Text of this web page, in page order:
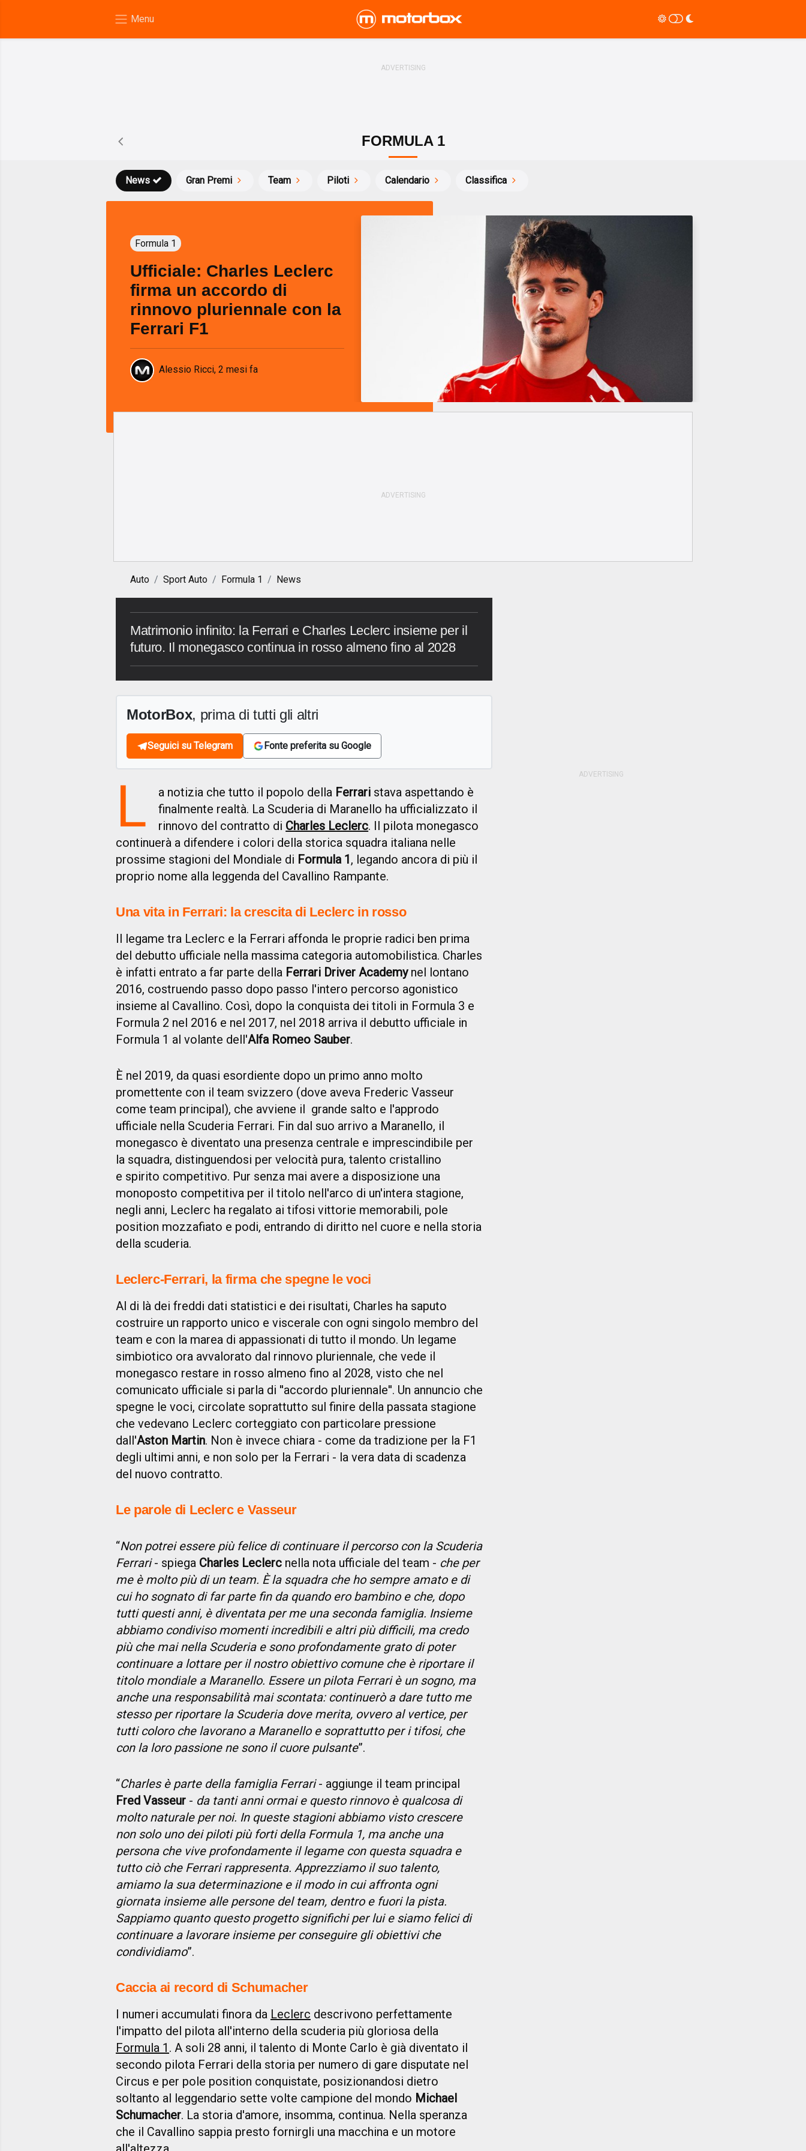
FORMULA 1
News Gran Premi Team Piloti Calendario Classifica
Formula 1
Ufficiale: Charles Leclerc
firma un accordo di
rinnovo pluriennale con la
Ferrari F1
Alessio Ricci, 2 mesi fa
Auto Sport Auto Formula 1 News
Matrimonio infinito: la Ferrari e Charles Leclerc insieme per il
futuro. Il monegasco continua in rosso almeno fino al 2028
MotorBox, prima di tutti gli altri
Seguici su Telegram Fonte preferita su Google
L a notizia che tutto il popolo della Ferrari stava aspettando è
finalmente realtà. La Scuderia di Maranello ha ufficializzato il
rinnovo del contratto di Charles Leclerc. Il pilota monegasco
continuerà a difendere i colori della storica squadra italiana nelle
prossime stagioni del Mondiale di Formula 1, legando ancora di più il
proprio nome alla leggenda del Cavallino Rampante.
Una vita in Ferrari: la crescita di Leclerc in rosso
Il legame tra Leclerc e la Ferrari affonda le proprie radici ben prima
del debutto ufficiale nella massima categoria automobilistica. Charles
è infatti entrato a far parte della Ferrari Driver Academynel lontano
2016, costruendo passo dopo passo l'intero percorso agonistico
insieme al Cavallino. Così, dopo la conquista dei titoli in Formula 3 e
Formula 2 nel 2016 e nel 2017, nel 2018 arriva il debutto ufficiale in
Formula 1 al volante dell'Alfa Romeo Sauber.
È nel 2019, da quasi esordiente dopo un primo anno molto
promettente con il team svizzero (dove aveva Frederic Vasseur
come team principal), che avviene il grande salto e l'approdo
ufficiale nella Scuderia Ferrari. Fin dal suo arrivo a Maranello, il
monegasco è diventato una presenza centrale e imprescindibile per
la squadra, distinguendosi per velocità pura, talento cristallino
e spirito competitivo. Pur senza mai avere a disposizione una
monoposto competitiva per il titolo nell'arco di un'intera stagione,
negli anni, Leclerc ha regalato ai tifosi vittorie memorabili, pole
position mozzafiato e podi, entrando di diritto nel cuore e nella storia
della scuderia.
Leclerc-Ferrari, la firma che spegne le voci
Al di là dei freddi dati statistici e dei risultati, Charles ha saputo
costruire un rapporto unico e viscerale con ogni singolo membro del
team e con la marea di appassionati di tutto il mondo. Un legame
simbiotico ora avvalorato dal rinnovo pluriennale, che vede il
monegasco restare in rosso almeno fino al 2028, visto che nel
comunicato ufficiale si parla di ''accordo pluriennale''. Un annuncio che
spegne le voci, circolate soprattutto sul finire della passata stagione
che vedevano Leclerc corteggiato con particolare pressione
dall'Aston Martin. Non è invece chiara - come da tradizione per la F1
degli ultimi anni, e non solo per la Ferrari - la vera data di scadenza
del nuovo contratto.
Le parole di Leclerc e Vasseur
“Non potrei essere più felice di continuare il percorso con la Scuderia
Ferrari- spiega Charles Leclerc nella nota ufficiale del team - che per
me è molto più di un team. È la squadra che ho sempre amato e di
cui ho sognato di far parte fin da quando ero bambino e che, dopo
tutti questi anni, è diventata per me una seconda famiglia. Insieme
abbiamo condiviso momenti incredibili e altri più difficili, ma credo
più che mai nella Scuderia e sono profondamente grato di poter
continuare a lottare per il nostro obiettivo comune che è riportare il
titolo mondiale a Maranello. Essere un pilota Ferrari è un sogno, ma
anche una responsabilità mai scontata: continuerò a dare tutto me
stesso per riportare la Scuderia dove merita, ovvero al vertice, per
tutti coloro che lavorano a Maranello e soprattutto per i tifosi, che
con la loro passione ne sono il cuore pulsante”.
“Charles è parte della famiglia Ferrari- aggiunge il team principal
Fred Vasseur - da tanti anni ormai e questo rinnovo è qualcosa di
molto naturale per noi. In queste stagioni abbiamo visto crescere
non solo uno dei piloti più forti della Formula 1, ma anche una
persona che vive profondamente il legame con questa squadra e
tutto ciò che Ferrari rappresenta. Apprezziamo il suo talento,
amiamo la sua determinazione e il modo in cui affronta ogni
giornata insieme alle persone del team, dentro e fuori la pista.
Sappiamo quanto questo progetto significhi per lui e siamo felici di
continuare a lavorare insieme per conseguire gli obiettivi che
condividiamo”.
Caccia ai record di Schumacher
I numeri accumulati finora da Leclerc descrivono perfettamente
l'impatto del pilota all'interno della scuderia più gloriosa della
Formula 1 . A soli 28 anni, il talento di Monte Carlo è già diventato il
secondo pilota Ferrari della storia per numero di gare disputate nel
Circus e per pole position conquistate, posizionandosi dietro
soltanto al leggendario sette volte campione del mondo Michael
Schumacher. La storia d'amore, insomma, continua. Nella speranza
che il Cavallino sappia presto fornirgli una macchina e un motore